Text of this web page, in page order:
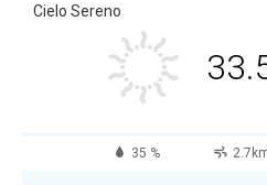
Cielo Sereno
35 %